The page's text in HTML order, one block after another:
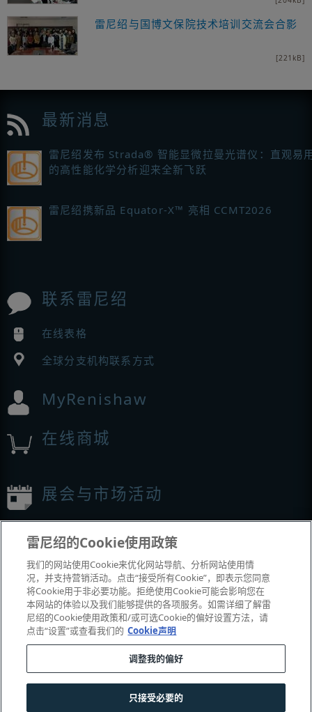
雷尼绍与国博文保院技术培训交流会合影
[221kB]
最新消息
雷尼绍发布 Strada® 智能显微拉曼光谱仪：直观易
的高性能化学分析迎来全新飞跃
雷尼绍携新品 Equator-X™ 亮相 CCMT2026
联系雷尼绍
在线表格
全球分支机构联系方式
MyRenishaw
在线商城
展会与市场活动
© 2001-2026 Renishaw plc。版权所有。
联系我们|法务与合规|辅助功能|隐私|Cookie指南
沪公网安备 31010602004385号
雷尼绍的Cookie使用政策
我们的网站使用Cookie来优化网站导航、分析网站使用情
况，并支持营销活动。点击“接受所有Cookie”，即表示您同意
将Cookie用于非必要功能。拒绝使用Cookie可能会影响您在
本网站的体验以及我们能够提供的各项服务。如需详细了解雷
尼绍的Cookie使用政策和/或可选Cookie的偏好设置方法，请
点击“设置”或查看我们的 Cookie声明
调整我的偏好
只接受必要的